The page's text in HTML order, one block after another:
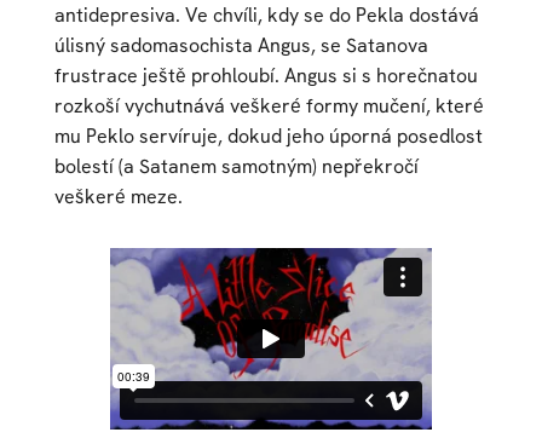
antidepresiva. Ve chvíli, kdy se do Pekla dostává
úlisný sadomasochista Angus, se Satanova
frustrace ještě prohloubí. Angus si s horečnatou
rozkoší vychutnává veškeré formy mučení, které
mu Peklo servíruje, dokud jeho úporná posedlost
bolestí (a Satanem samotným) nepřekročí
veškeré meze.